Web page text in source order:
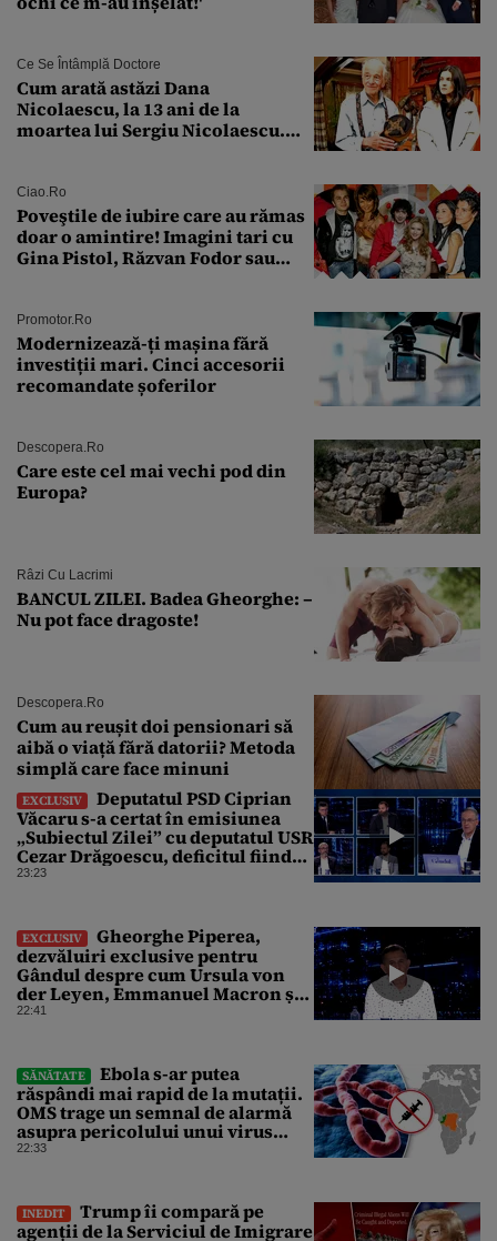
Ce Se Întâmplă Doctore
Cum arată astăzi Dana
Nicolaescu, la 13 ani de la
moartea lui Sergiu Nicolaescu.
Ciao.ro
Poveştile de iubire care au rămas
doar o amintire! Imagini tari cu
Gina Pistol, Răzvan Fodor sau
Promotor.ro
Modernizează-ți mașina fără
investiții mari. Cinci accesorii
recomandate șoferilor
Descopera.ro
Care este cel mai vechi pod din
Europa?
Râzi Cu Lacrimi
BANCUL ZILEI. Badea Gheorghe: –
Nu pot face dragoste!
Descopera.ro
Cum au reușit doi pensionari să
aibă o viață fără datorii? Metoda
simplă care face minuni
EXCLUSIV
Deputatul PSD Ciprian
Văcaru s-a certat în emisiunea
„Subiectul Zilei” cu deputatul USR
Cezar Drăgoescu, deficitul fiind
motivul scandalului
23:23
EXCLUSIV
Gheorghe Piperea,
dezvăluiri exclusive pentru
Gândul despre cum Ursula von
der Leyen, Emmanuel Macron și
Zelenski plănuiesc pe Signal să îl
22:41
SĂNĂTATE
Ebola s-ar putea
răspândi mai rapid de la mutații.
OMS trage un semnal de alarmă
asupra pericolului unui virus
pentru care nu există vaccin
22:33
INEDIT
Trump îi compară pe
agenții de la Serviciul de Imigrare